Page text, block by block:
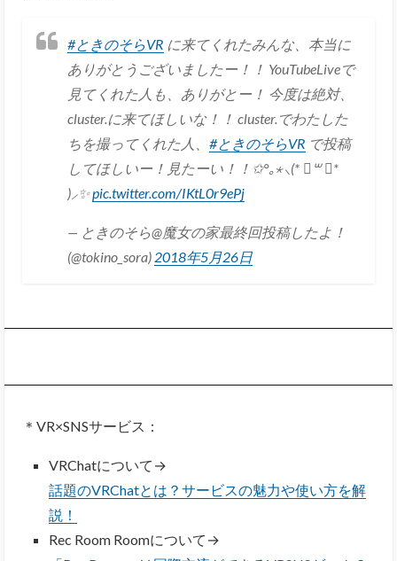
#ときのそらVR に来てくれたみんな、本当に
ありがとうございましたー！！ YouTubeLiveで
見てくれた人も、ありがとー！ 今度は絶対、
cluster.に来てほしいな！！ cluster.でわたした
ちを撮ってくれた人、#ときのそらVR で投稿
してほしいー！見たーい！！✩°｡⋆⸜(* ॑꒳ ॑*
)⸝✨pic.twitter.com/IKtL0r9ePj
— ときのそら@魔女の家最終回投稿したよ！
(@tokino_sora) 2018年5月26日
＊VR×SNSサービス：
VRChatについて→
話題のVRChatとは？サービスの魅力や使い方を解
説！
Rec Room Roomについて→